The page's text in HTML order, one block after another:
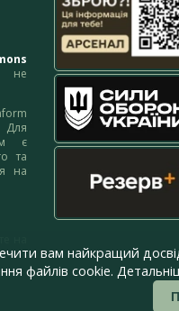
не
Для
є
та
на
вам найкращий
файлів cookie.